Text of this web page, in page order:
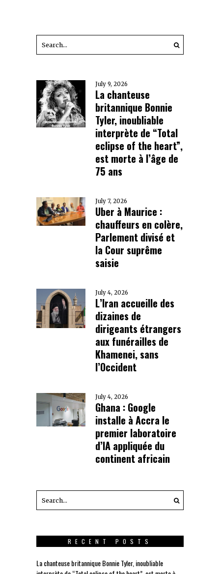
July 9, 2026
La chanteuse
britannique Bonnie
Tyler, inoubliable
interprète de “Total
eclipse of the heart”,
est morte à l’âge de
75 ans
July 7, 2026
Uber à Maurice :
chauffeurs en colère,
Parlement divisé et
la Cour suprême
saisie
July 4, 2026
L’Iran accueille des
dizaines de
dirigeants étrangers
aux funérailles de
Khamenei, sans
l’Occident
July 4, 2026
Ghana : Google
installe à Accra le
premier laboratoire
d’IA appliquée du
continent africain
RECENT POSTS
La chanteuse britannique Bonnie Tyler, inoubliable